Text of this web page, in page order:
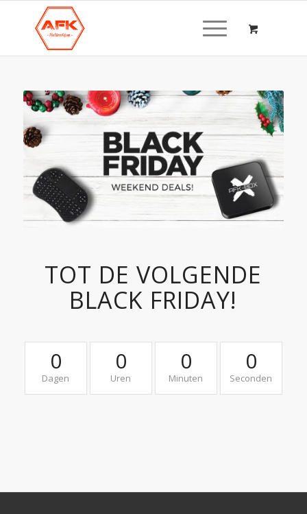
TOT DE VOLGENDE
BLACK FRIDAY!
0
Dagen
0
Uren
0
Minuten
0
Seconden